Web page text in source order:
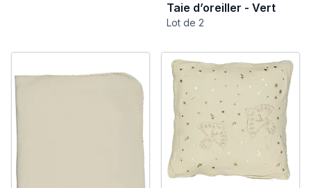
Taie d’oreiller - Vert
Lot de 2